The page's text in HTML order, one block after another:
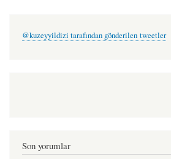
@kuzeyyildizi tarafından gönderilen tweetler
Son yorumlar